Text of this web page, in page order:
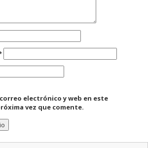
electrónico y web en este
vez que comente.